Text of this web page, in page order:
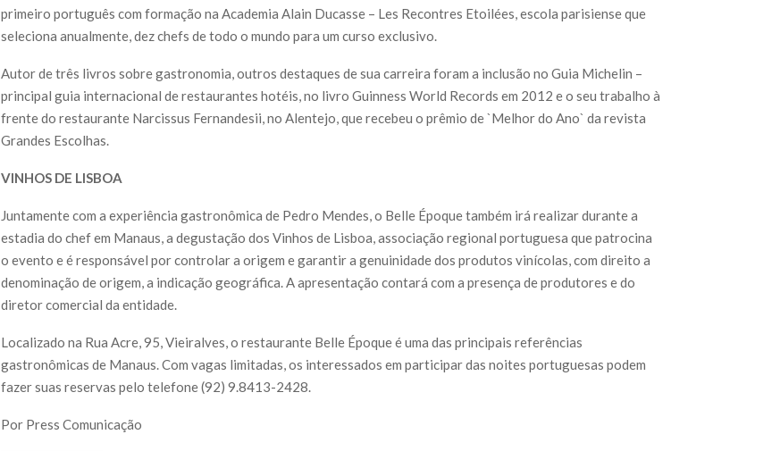
primeiro português com formação na Academia Alain Ducasse – Les Recontres Etoilées, escola parisiense que
seleciona anualmente, dez chefs de todo o mundo para um curso exclusivo.
Autor de três livros sobre gastronomia, outros destaques de sua carreira foram a inclusão no Guia Michelin –
principal guia internacional de restaurantes hotéis, no livro Guinness World Records em 2012 e o seu trabalho à
frente do restaurante Narcissus Fernandesii, no Alentejo, que recebeu o prêmio de `Melhor do Ano` da revista
Grandes Escolhas.
VINHOS DE LISBOA
Juntamente com a experiência gastronômica de Pedro Mendes, o Belle Époque também irá realizar durante a
estadia do chef em Manaus, a degustação dos Vinhos de Lisboa, associação regional portuguesa que patrocina
o evento e é responsável por controlar a origem e garantir a genuinidade dos produtos vinícolas, com direito a
denominação de origem, a indicação geográfica. A apresentação contará com a presença de produtores e do
diretor comercial da entidade.
Localizado na Rua Acre, 95, Vieiralves, o restaurante Belle Époque é uma das principais referências
gastronômicas de Manaus. Com vagas limitadas, os interessados em participar das noites portuguesas podem
fazer suas reservas pelo telefone (92) 9.8413-2428.
Por Press Comunicação